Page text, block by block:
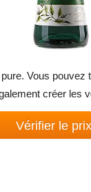
Vous pouvez
créer les
Vérifier le